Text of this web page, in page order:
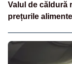
Valul de căldură
prețurile